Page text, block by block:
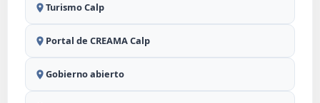
Turismo Calp
Portal de CREAMA Calp
Gobierno abierto